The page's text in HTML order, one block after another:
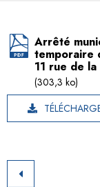
Arrêté
temporaire
11 rue de la
(303,3 ko)